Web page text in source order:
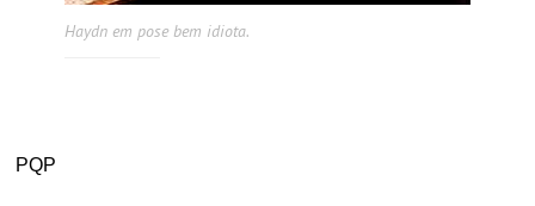
Haydn em pose bem idiota.
PQP